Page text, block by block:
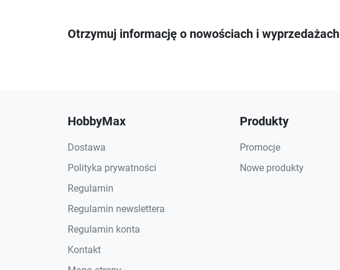
Otrzymuj informację o nowościach i wyprzedażach
HobbyMax
Dostawa
Polityka prywatności
Regulamin
Regulamin newslettera
Regulamin konta
Kontakt
Produkty
Promocje
Nowe produkty